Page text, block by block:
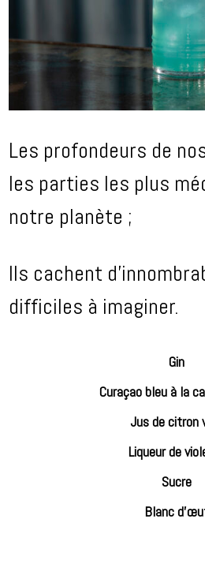
Les profondeurs de
les parties les plus
notre planète ;
Ils cachent
difficiles à imaginer.
Gin
Curaçao bleu à la
Jus de citron
Liqueur de
Sucre
Blanc